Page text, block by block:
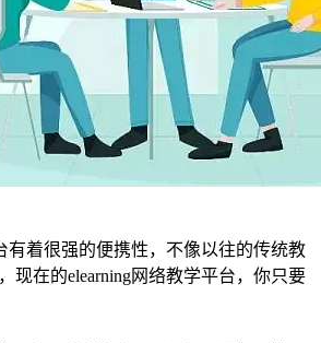
有着很强的便携性，不像以往的传统教
现在的elearning网络教学平台，你只要